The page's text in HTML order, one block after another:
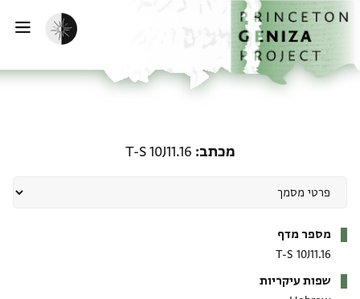
לתוכןהבית
הפעלת מצב כהה
מכתב T-S 10J11.16
מספר מדף
T-S 10J11.16
שפות עיקריות